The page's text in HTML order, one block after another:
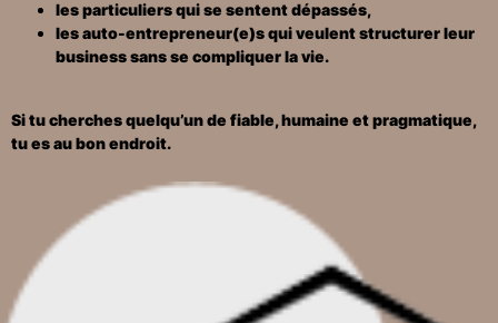
les particuliers qui se sentent dépassés,
les auto-entrepreneur(e)s qui veulent structurer leur
business sans se compliquer la vie.
Si tu cherches quelqu’un de fiable, humaine et pragmatique,
tu es au bon endroit.